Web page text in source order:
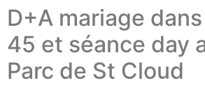
D+A mariage
45 et séance day
Parc de St Cloud